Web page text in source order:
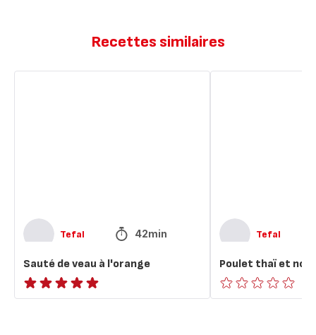
Recettes similaires
Tefal 42min
Sauté de veau à l'orange
ratings.NaN
Tefal
Poulet thaï et
ratings.0